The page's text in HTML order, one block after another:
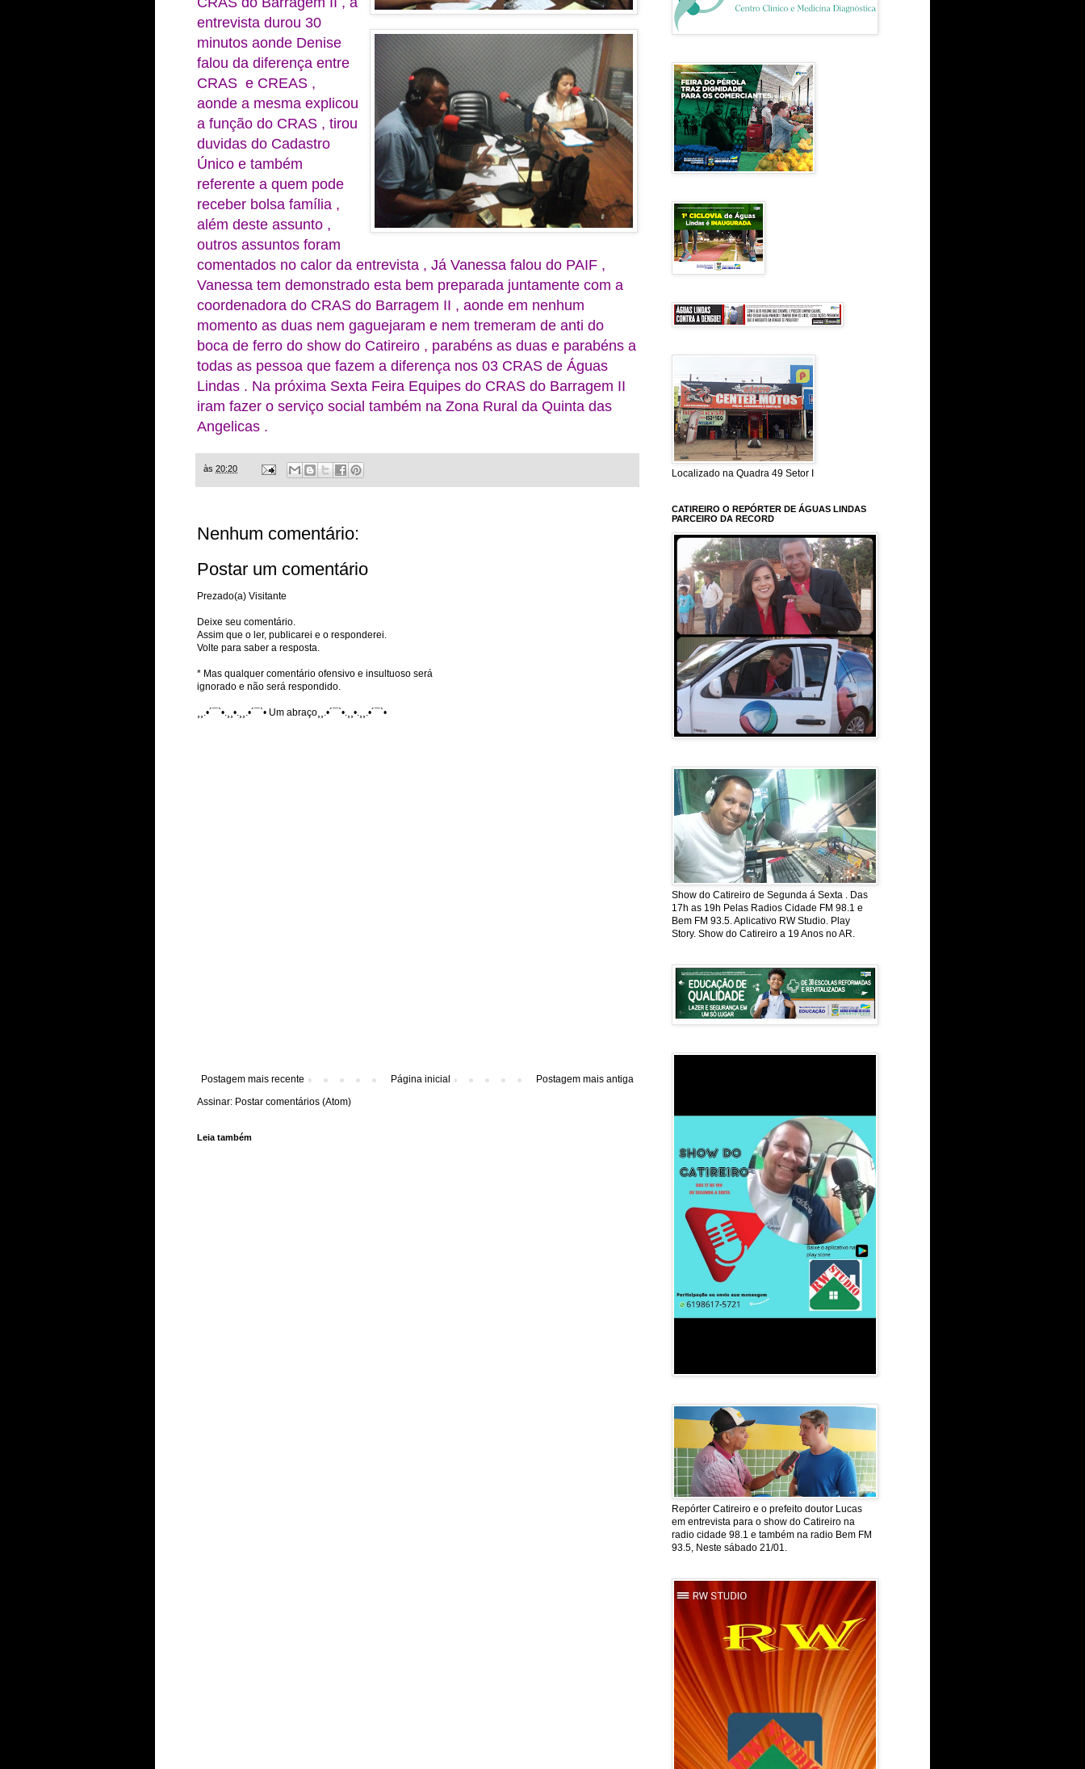
entrevista durou 30
minutos aonde Denise
falou da diferença entre
CRAS e CREAS ,
aonde a mesma explicou
a função do CRAS , tirou
duvidas do Cadastro
Único e também
referente a quem pode
receber bolsa família ,
além deste assunto ,
outros assuntos foram
comentados no calor da entrevista , Já Vanessa falou do PAIF ,
Vanessa tem demonstrado esta bem preparada juntamente com a
coordenadora do CRAS do Barragem II , aonde em nenhum
momento as duas nem gaguejaram e nem tremeram de anti do
boca de ferro do show do Catireiro , parabéns as duas e parabéns a
todas as pessoa que fazem a diferença nos 03 CRAS de Águas
Lindas . Na próxima Sexta Feira Equipes do CRAS do Barragem II
iram fazer o serviço social também na Zona Rural da Quinta das
Angelicas .
às 20:20
Nenhum comentário:
Postar um comentário
Prezado(a) Visitante
Deixe seu comentário.
Assim que o ler, publicarei e o responderei.
Volte para saber a resposta.
* Mas qualquer comentário ofensivo e insultuoso será
ignorado e não será respondido.
¸¸.•´¯`•.¸¸•.¸¸.•´¯`• Um abraço¸¸.•´¯`•.¸¸•.¸¸.•´¯`•
Postagem mais recente Postagem mais antiga
Página inicial
Assinar: Postar comentários (Atom)
Leia também
Localizado na Quadra 49 Setor I
CATIREIRO O REPÓRTER DE ÁGUAS LINDAS
PARCEIRO DA RECORD
Show do Catireiro de Segunda á Sexta . Das
17h as 19h Pelas Radios Cidade FM 98.1 e
Bem FM 93.5. Aplicativo RW Studio. Play
Story. Show do Catireiro a 19 Anos no AR.
Repórter Catireiro e o prefeito doutor Lucas
em entrevista para o show do Catireiro na
radio cidade 98.1 e também na radio Bem FM
93.5, Neste sábado 21/01.